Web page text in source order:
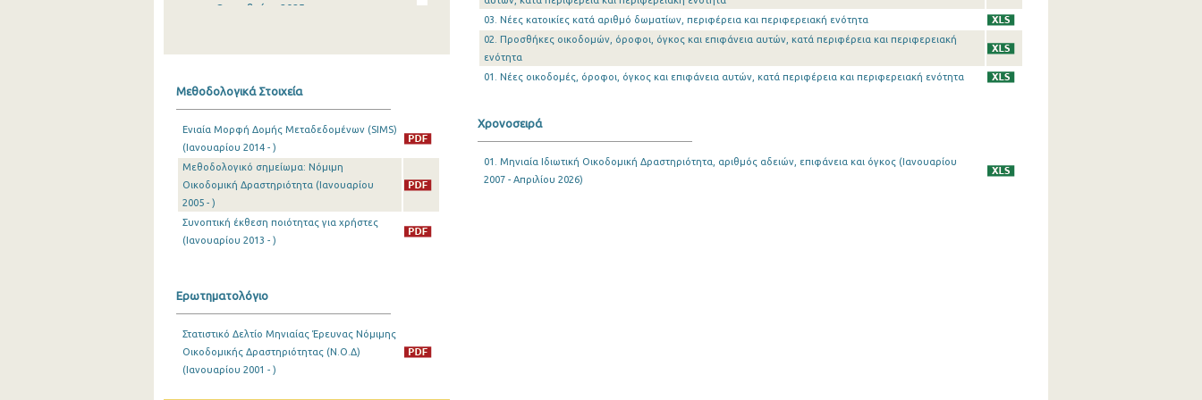
Οκτωβρίου 2025
Ιουνίου 2025
Μαΐου 2025
Μαρτίου 2025
Ιανουαρίου 2025
Δεκεμβρίου 2024
Μεθοδολογικά Στοιχεία
Ενιαία Μορφή Δομής Μεταδεδομένων (SIMS)
(Ιανουαρίου 2014 - )
Μεθοδολογικό σημείωμα: Νόμιμη
Οικοδομική Δραστηριότητα (Ιανουαρίου
2005 - )
Συνοπτική έκθεση ποιότητας για χρήστες
(Ιανουαρίου 2013 - )
Ερωτηματολόγιο
Στατιστικό Δελτίο Μηνιαίας Έρευνας Νόμιμης
Οικοδομικής Δραστηριότητας (Ν.Ο.Δ)
(Ιανουαρίου 2001 - )
03. Νέες κατοικίες κατά αριθμό δωματίων, περιφέρεια και περιφερειακή ενότητα
02. Προσθήκες οικοδομών, όροφοι, όγκος και επιφάνεια αυτών, κατά περιφέρεια και περιφερειακή
ενότητα
01. Νέες οικοδομές, όροφοι, όγκος και επιφάνεια αυτών, κατά περιφέρεια και περιφερειακή ενότητα
Χρονοσειρά
01. Μηνιαία Ιδιωτική Οικοδομική Δραστηριότητα, αριθμός αδειών, επιφάνεια και όγκος (Ιανουαρίου
2007 - Απριλίου 2026)